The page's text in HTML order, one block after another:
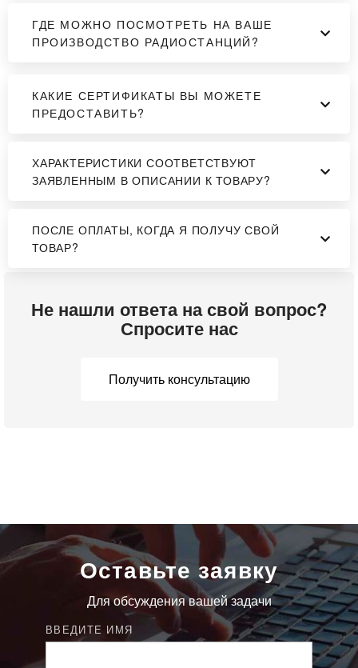
ГДЕ МОЖНО ПОСМОТРЕТЬ НА ВАШЕ
ПРОИЗВОДСТВО РАДИОСТАНЦИЙ?
КАКИЕ СЕРТИФИКАТЫ ВЫ МОЖЕТЕ
ПРЕДОСТАВИТЬ?
ХАРАКТЕРИСТИКИ СООТВЕТСТВУЮТ
ЗАЯВЛЕННЫМ В ОПИСАНИИ К ТОВАРУ?
ПОСЛЕ ОПЛАТЫ, КОГДА Я ПОЛУЧУ СВОЙ
ТОВАР?
Не нашли ответа на свой вопрос?
Спросите нас
Получить консультацию
Оставьте заявку
Для обсуждения вашей задачи
ВВЕДИТЕ ИМЯ